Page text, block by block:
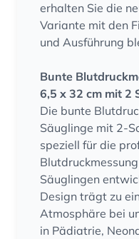
erhalten Sie die
Variante mit den
und Ausführung
Bunte
6,5 x 32 cm mit 2
Die bunte
Säuglinge mit 2-
speziell für die
Säuglingen
Design trägt zu
Atmosphäre bei
in Pädiatrie,